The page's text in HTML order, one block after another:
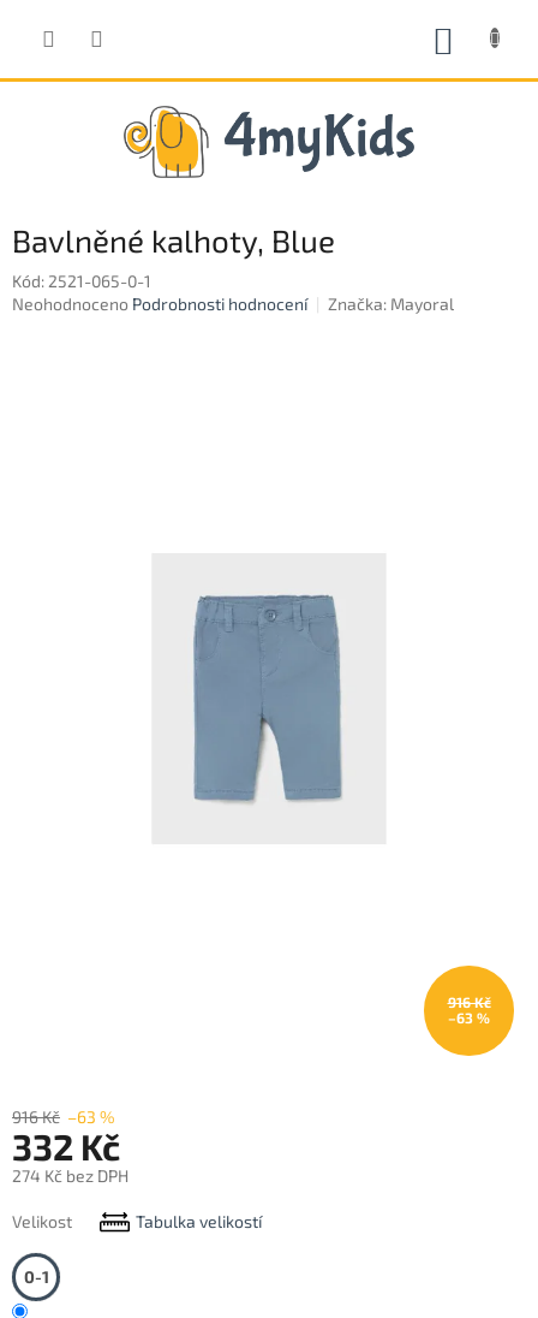
Bavlněné kalhoty, Blue
Kód: 2521-065-0-1
Průměrné
Neohodnoceno Podrobnosti hodnocení Značka: Mayoral
916 Kč
–63 %
916 Kč –63 %
332 Kč
274 Kč bez DPH
cena:
Velikost Tabulka velikostí
0-1